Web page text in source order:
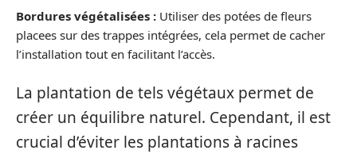
Bordures végétalisées : Utiliser des potées de fleurs
placees sur des trappes intégrées, cela permet de cacher
l’installation tout en facilitant l’accès.
La plantation de tels végétaux permet de
créer un équilibre naturel. Cependant, il est
crucial d’éviter les plantations à racines